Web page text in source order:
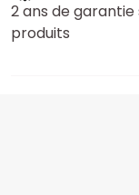
2 ans de garantie
produits